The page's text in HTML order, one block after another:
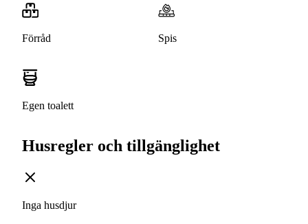
Förråd Spis
Egen toalett
Husregler och tillgänglighet
Inga husdjur